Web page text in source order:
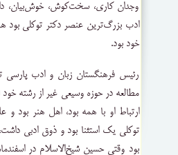
وجدان کاری، سخت‌کوش، خوش‌بیان،
ادب بزرگ‌ترین عنصر دکتر توکلی بود
خود بود.
رئیس فرهنگستان زبان و ادب پارسی
مطالعه در حوزه وسیعی غیر از رشته
ارتباط او با همه بود، اهل هنر بود و
توکلی یک استثنا بود و ذوق ادبی
بود وقتی حسین شیخ‌الاسلام در